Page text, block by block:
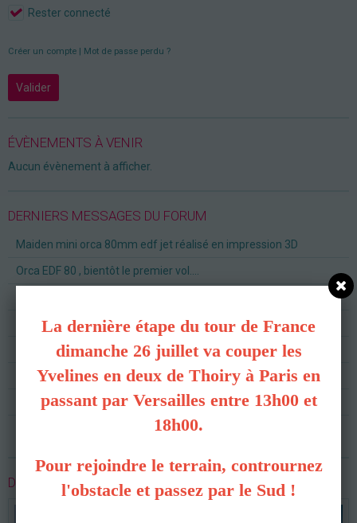
Rester connecté
Créer un compte | Mot de passe perdu ?
Valider
ÉVÈNEMENTS À VENIR
Aucun évènement à afficher.
DERNIERS MESSAGES DU FORUM
Maiden mini orca 80mm edf jet réalisé en impression 3D
Orca EDF 80 , bientôt le premier vol....
Terrain et groupe TONTE
Vente de modèles électriques en parfait état et équipés
Hélico école arrivé !
Retrousse manches rénovation piste 2024
DERNIÈRES PHOTOS
La dernière étape du tour de France
dimanche 26 juillet va couper les
Yvelines en deux de Thoiry à Paris en
passant par Versailles entre 13h00 et
18h00.
Pour rejoindre le terrain, contrournez
l'obstacle et passez par le Sud !